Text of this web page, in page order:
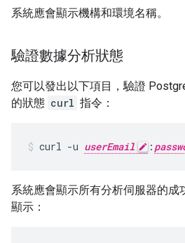
系統應會顯示機構和環境名稱。
驗證數據分析狀態
您可以發出以下項目，驗證
的狀態 curl 指令：
curl -u userEmail :
系統應會顯示所有分析伺服器的成
顯示：